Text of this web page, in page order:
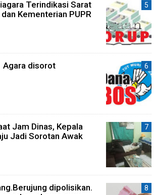
Terindikasi Sarat
Kementerian PUPR
Agara disorot
Jam Dinas, Kepala
Jadi Sorotan Awak
dipolisikan.